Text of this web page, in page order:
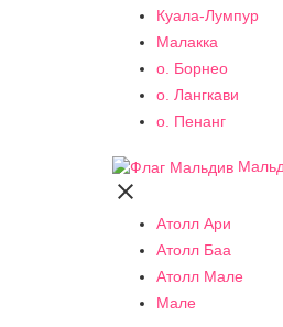
Куала-Лумпур
Малакка
о. Борнео
о. Лангкави
о. Пенанг

Атолл Ари
Атолл Баа
Атолл Мале
Мале